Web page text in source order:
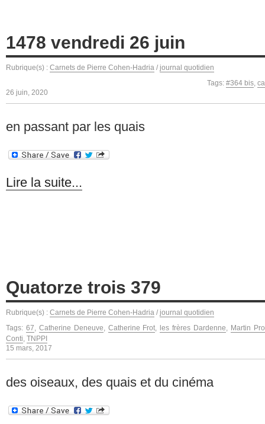
1478 vendredi 26 juin
Rubrique(s) : Carnets de Pierre Cohen-Hadria / journal quotidien
Tags: #364 bis
26 juin, 2020
en passant par les quais
Lire la suite...
Quatorze trois 379
Rubrique(s) : Carnets de Pierre Cohen-Hadria / journal quotidien
Tags: 67 Catherine Deneuve Catherine Frot les frères Dardenne
Martin
Conti TNPPI
15 mars, 2017
des oiseaux, des quais et du cinéma